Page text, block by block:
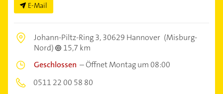
E-Mail
Johann-Piltz-Ring 3,30629 Hannover (Misburg-
Nord)
15,7 km
Geschlossen –Öffnet Montag um 08:00
0511 22 00 58 80